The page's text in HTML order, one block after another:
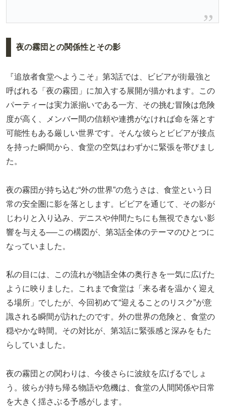
夜の霧団との関係性とその影
『追放者食堂へようこそ』第3話では、ビビアが街最強と
呼ばれる「夜の霧団」に加入する展開が描かれます。この
パーティーは実力派揃いである一方、その挑む冒険は危険
度が高く、メンバー間の信頼や連携がなければ命を落とす
可能性もある厳しい世界です。そんな彼らとビビアが接点
を持った瞬間から、食堂の空気はわずかに緊張を帯びまし
た。
夜の霧団が持ち込む“外の世界”の危うさは、食堂という日
常の安全圏に影を落とします。ビビアを通じて、その影が
じわりと入り込み、デニスや仲間たちにも無視できない影
響を与える──この構図が、第3話全体のテーマのひとつに
なっていました。
私の目には、この流れが物語全体の奥行きを一気に広げた
ように映りました。これまで食堂は「来る者を温かく迎え
る場所」でしたが、今回初めて“迎えることのリスク”が意
識される瞬間が訪れたのです。外の世界の危険と、食堂の
穏やかな時間。その対比が、第3話に緊張感と深みをもた
らしていました。
夜の霧団との関わりは、今後さらに波紋を広げるでしょ
う。彼らが持ち帰る物語や危機は、食堂の人間関係や日常
を大きく揺さぶる予感がします。